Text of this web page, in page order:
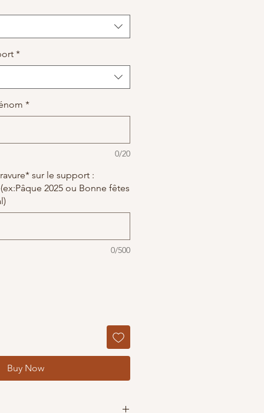
*
*
0/20
sur le support :
2025 ou Bonne fêtes
0/500
Buy Now